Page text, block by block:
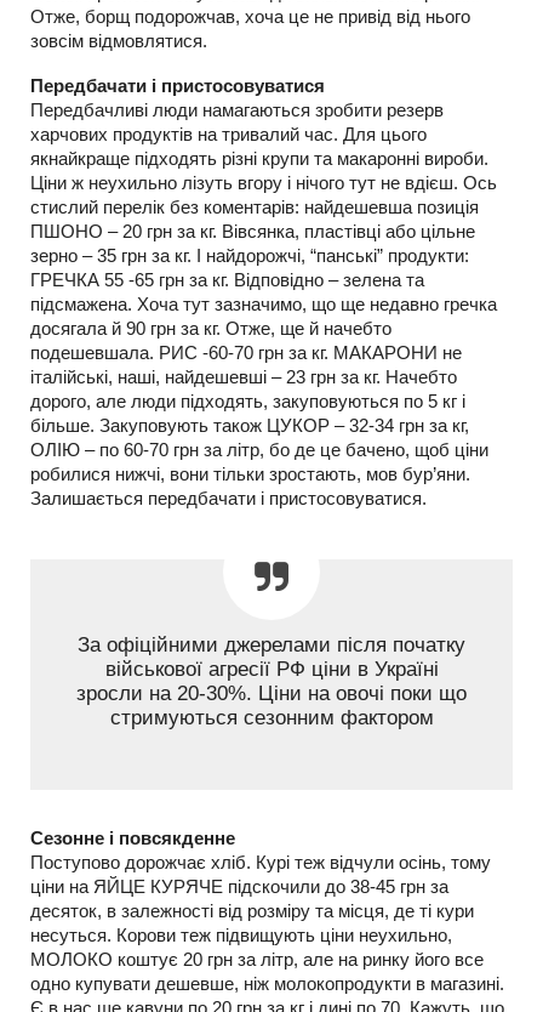
Отже, борщ подорожчав, хоча це не привід від нього
зовсім відмовлятися.
Передбачати і пристосовуватися
Передбачливі люди намагаються зробити резерв
харчових продуктів на тривалий час. Для цього
якнайкраще підходять різні крупи та макаронні вироби.
Ціни ж неухильно лізуть вгору і нічого тут не вдієш. Ось
стислий перелік без коментарів: найдешевша позиція
ПШОНО – 20 грн за кг. Вівсянка, пластівці або цільне
зерно – 35 грн за кг. І найдорожчі, “панські” продукти:
ГРЕЧКА 55 -65 грн за кг. Відповідно – зелена та
підсмажена. Хоча тут зазначимо, що ще недавно гречка
досягала й 90 грн за кг. Отже, ще й начебто
подешевшала. РИС -60-70 грн за кг. МАКАРОНИ не
італійські, наші, найдешевші – 23 грн за кг. Начебто
дорого, але люди підходять, закуповуються по 5 кг і
більше. Закуповують також ЦУКОР – 32-34 грн за кг,
ОЛІЮ – по 60-70 грн за літр, бо де це бачено, щоб ціни
робилися нижчі, вони тільки зростають, мов бур’яни.
Залишається передбачати і пристосовуватися.
За офіційними джерелами після початку
військової агресії РФ ціни в Україні
зросли на 20-30%. Ціни на овочі поки що
стримуються сезонним фактором
Сезонне і повсякденне
Поступово дорожчає хліб. Курі теж відчули осінь, тому
ціни на ЯЙЦЕ КУРЯЧЕ підскочили до 38-45 грн за
десяток, в залежності від розміру та місця, де ті кури
несуться. Корови теж підвищують ціни неухильно,
МОЛОКО коштує 20 грн за літр, але на ринку його все
одно купувати дешевше, ніж молокопродукти в магазині.